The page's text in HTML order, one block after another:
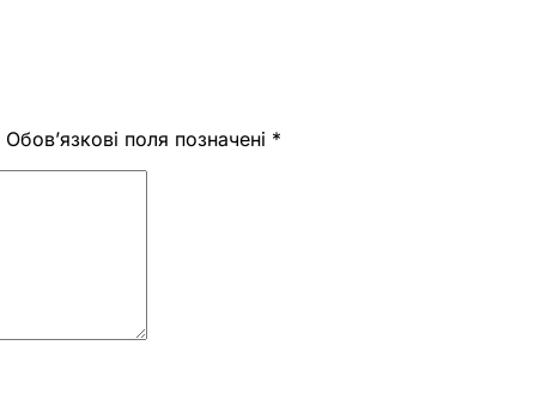
Обов’язкові поля позначені *